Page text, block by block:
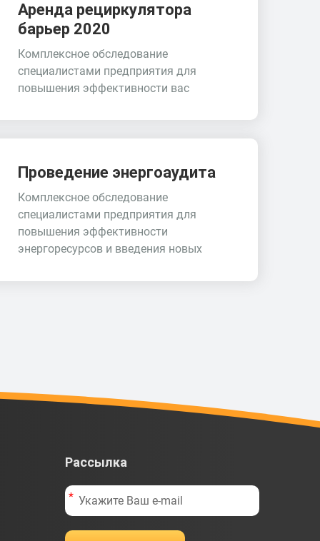
Аренда рециркулятора
барьер 2020
Комплексное обследование
специалистами предприятия для
повышения эффективности вас
Проведение энергоаудита
Комплексное обследование
специалистами предприятия для
повышения эффективности
энергоресурсов и введения новых
Рассылка